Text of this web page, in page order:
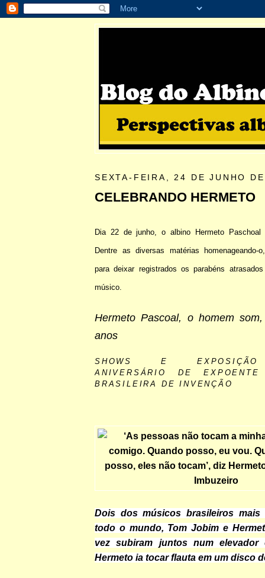
SEXTA-FEIRA, 24 DE JUNHO
CELEBRANDO HERMETO
Dia 22 de junho, o albino Hermeto Paschoal
Dentre as diversas matérias homenageando-
para deixar registrados os parabéns
músico.
Hermeto Pascoal, o homem
anos
SHOWS E EXPOSIÇÃO
ANIVERSÁRIO DE
BRASILEIRA DE INVENÇÃO
Dois dos músicos brasileiros mais
todo o mundo, Tom Jobim e
vez subiram juntos num elevador
Hermeto ia tocar flauta em um disco